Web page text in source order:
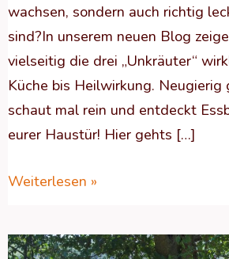
wachsen, sondern auch richtig
sind?In unserem neuen Blog
vielseitig die drei „Unkräuter“
Küche bis Heilwirkung. Neugierig
schaut mal rein und entdeckt
eurer Haustür! Hier gehts […]
Weiterlesen »
Geschützt: